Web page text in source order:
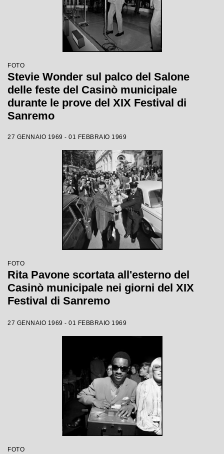
FOTO
Stevie Wonder sul palco del Salone
delle feste del Casinò municipale
durante le prove del XIX Festival di
Sanremo
27 GENNAIO 1969 - 01 FEBBRAIO 1969
FOTO
Rita Pavone scortata all'esterno del
Casinò municipale nei giorni del XIX
Festival di Sanremo
27 GENNAIO 1969 - 01 FEBBRAIO 1969
FOTO